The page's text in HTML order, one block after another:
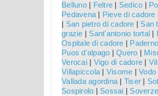
Belluno| Feltre | Sedico |
Pedavena | Pieve di cadore
| San pietro di cadore | San
grazie | Sant'antonio tortal |
Ospitale di cadore | Paderno
Puos d'alpago | Quero |
Verocai| Vigo di cadore |
Villapiccola | Visome |
Vallada agordina | Tiser |
Sospirolo | Sossai |